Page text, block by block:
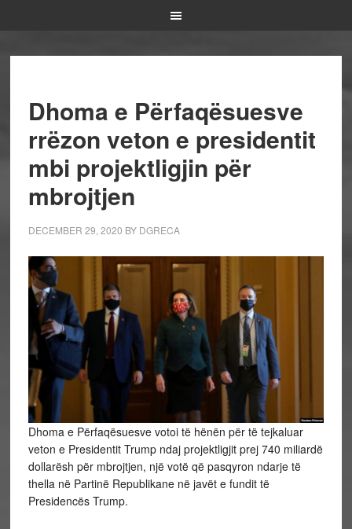
Dhoma e Përfaqësuesve
rrëzon veton e presidentit
mbi projektligjin për
mbrojtjen
DECEMBER 29, 2020 BY DGRECA
Dhoma e Përfaqësuesve votoi të hënën për të tejkaluar
veton e Presidentit Trump ndaj projektligjit prej 740 miliardë
dollarësh për mbrojtjen, një votë që pasqyron ndarje të
thella në Partinë Republikane në javët e fundit të
Presidencës Trump.